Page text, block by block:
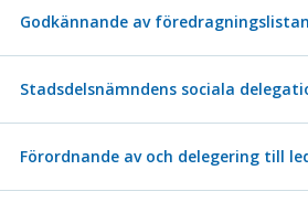
Godkännande av föredragningslistan
Stadsdelsnämndens sociala
Förordnande av och delegering till